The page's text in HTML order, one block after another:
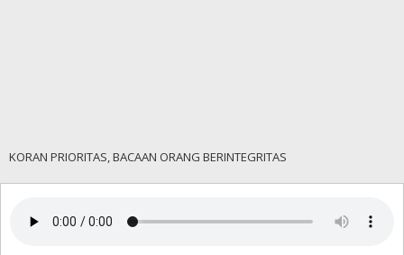
KORAN PRIORITAS, BACAAN ORANG BERINTEGRITAS